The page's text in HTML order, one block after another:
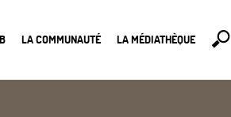
LA COMMUNAUTÉ LA MÉDIATHÈQUE